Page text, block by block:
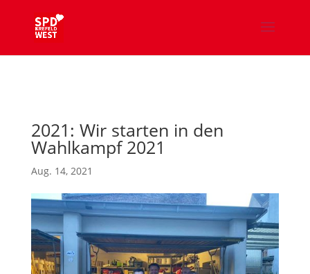
2021: Wir starten in den
Wahlkampf 2021
Aug. 14, 2021